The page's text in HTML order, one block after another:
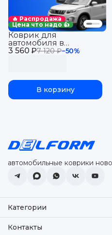
🔥 Распродажа
Цена что надо 👍
3 560 ₽7 120 ₽−50%
Коврик для
автомобиля в
багажник Сузуки
бортиками, эва, eva
В корзину
автомобильные коврики
Категории
Доставка
Контакты